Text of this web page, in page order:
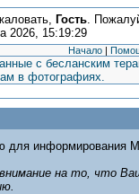
Гость.
2026, 15:19:29
Начало |
с бесланским
в фотографиях.
для информирования
на то, что